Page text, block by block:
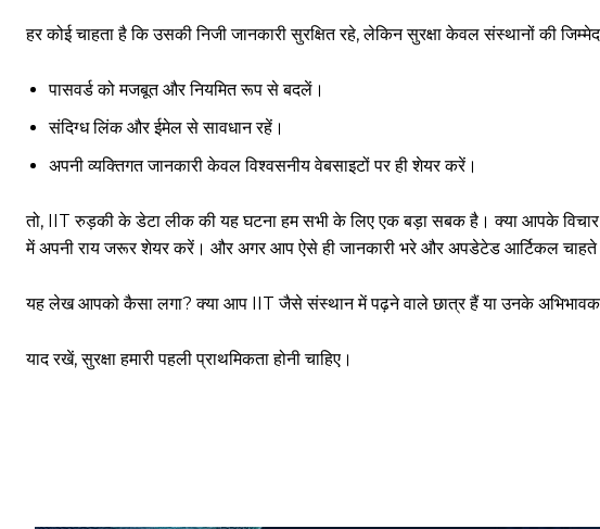
हर खाते के बदले मिलते थे 20 से 25 हजार
साइबर धोखाधड़ी बैंकिंग में
HIGHLIGHT
हर कोई चाहता है कि उसकी निजी जानकारी सुरक्षित रहे, लेकिन सुरक्षा केवल संस्थानों की
पासवर्ड को मजबूत और नियमित रूप से बदलें।
संदिग्ध लिंक और ईमेल से सावधान रहें।
अपनी व्यक्तिगत जानकारी केवल विश्वसनीय वेबसाइटों पर ही शेयर करें।
तो, IIT रुड़की के डेटा लीक की यह घटना हम सभी के लिए एक बड़ा सबक है। क्या आपके विचार
में अपनी राय जरूर शेयर करें। और अगर आप ऐसे ही जानकारी भरे और अपडेटेड आर्टिकल चाहते
यह लेख आपको कैसा लगा? क्या आप IIT जैसे संस्थान में पढ़ने वाले छात्र हैं या उनके
याद रखें, सुरक्षा हमारी पहली प्राथमिकता होनी चाहिए।